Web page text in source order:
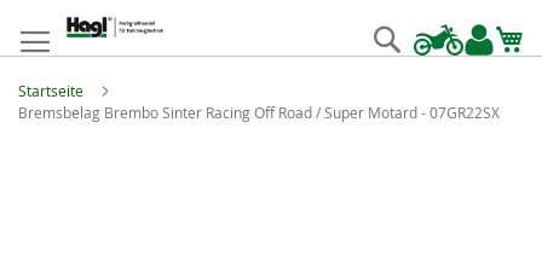
springen
Suche
Startseite
Bremsbelag Brembo Sinter Racing Off Road / Super Motard - 07GR22SX